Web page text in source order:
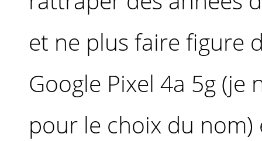
et ne plus faire figure
Google Pixel 4a 5g (je
pour le choix du